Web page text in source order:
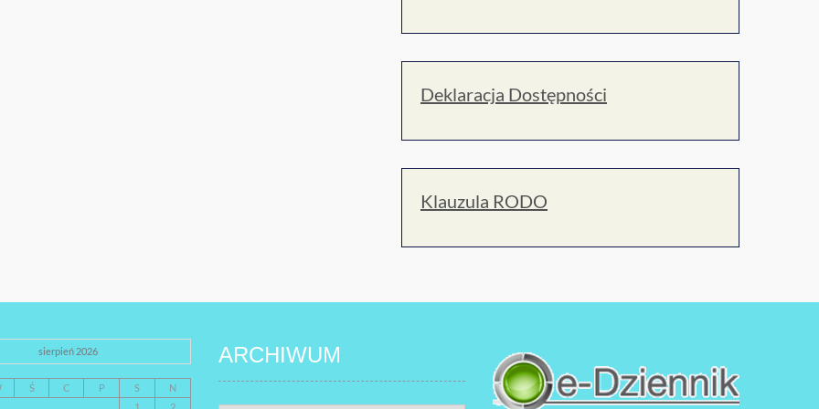
Deklaracja Dostępności
Klauzula RODO
sierpień 2026
Ś C P S
N
ARCHIWUM